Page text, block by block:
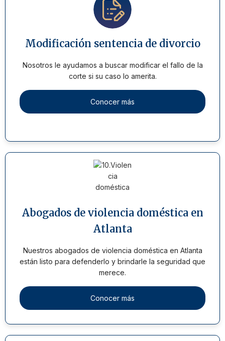
Modificación sentencia de divorcio
Nosotros le ayudamos a buscar modificar el fallo de la
corte si su caso lo amerita.
Conocer más
Abogados de violencia doméstica en
Atlanta
Nuestros abogados de violencia doméstica en Atlanta
están listo para defenderlo y brindarle la seguridad que
merece.
Conocer más